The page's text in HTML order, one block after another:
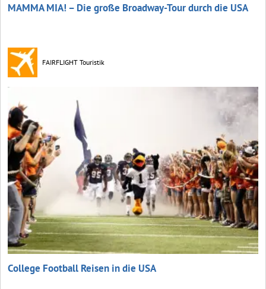
MAMMA MIA! – Die große Broadway-Tour durch die USA
FAIRFLIGHT Touristik
College Football Reisen in die USA